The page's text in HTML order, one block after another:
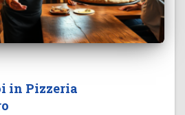
in Pizzeria